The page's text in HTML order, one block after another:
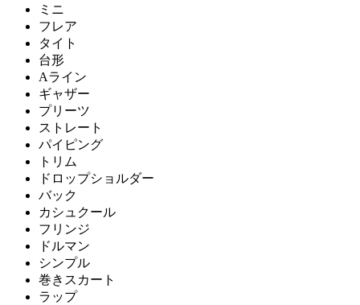
ミニ
フレア
タイト
台形
Aライン
ギャザー
プリーツ
ストレート
パイピング
トリム
ドロップショルダー
バック
カシュクール
フリンジ
ドルマン
シンプル
巻きスカート
ラップ